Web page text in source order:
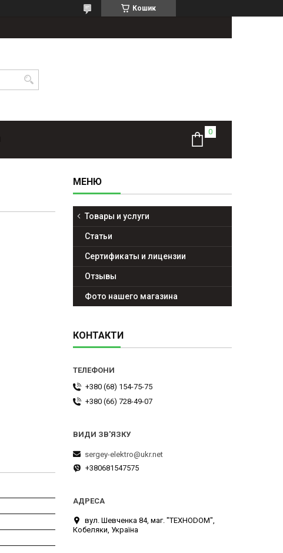
Кошик
Товары и услуги
Статьи
Сертификаты и лицензии
Отзывы
Фото нашего магазина
КОНТАКТИ
+380 (68) 154-75-75
+380 (66) 728-49-07
sergey-elektro@ukr.net
+380681547575
вул. Шевченка 84, маг. "ТЕХНОDOM",
Кобеляки, Україна